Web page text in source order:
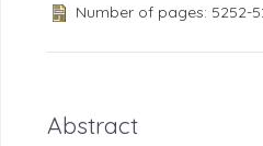
Number of pages: 5252-
Abstract